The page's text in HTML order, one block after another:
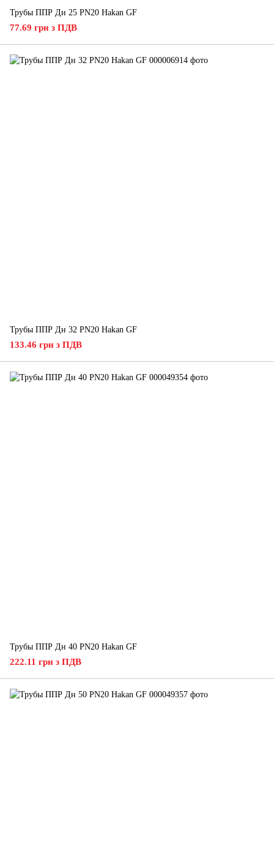
Трубы ППР Дн 25 PN20 Hakan GF
77.69 грн з ПДВ
Трубы ППР Дн 32 PN20 Hakan GF
133.46 грн з ПДВ
Трубы ППР Дн 40 PN20 Hakan GF
222.11 грн з ПДВ